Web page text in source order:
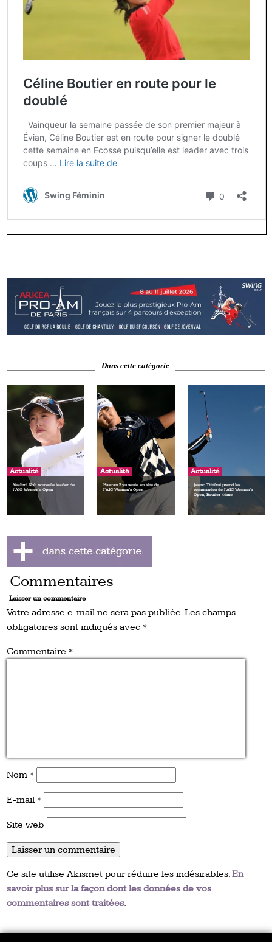
Dans cette catégorie
Actualité
Yealimi Noh nouvelle leader de
l’AIG Women’s Open
Actualité
Haeran Ryu seule en tête de
l’AIG Women’s Open
Actualité
Jeeno Thitikul prend les
commandes de l’AIG Women’s
Open, Boutier 4ème
Commentaires
Laisser un commentaire
Votre adresse e-mail ne sera pas publiée.Les champs
obligatoires sont indiqués avec *
Commentaire *
Nom *
E-mail *
Site web
Ce site utilise Akismet pour réduire les indésirables.En
savoir plus sur la façon dont les données de vos
commentaires sont traitées.